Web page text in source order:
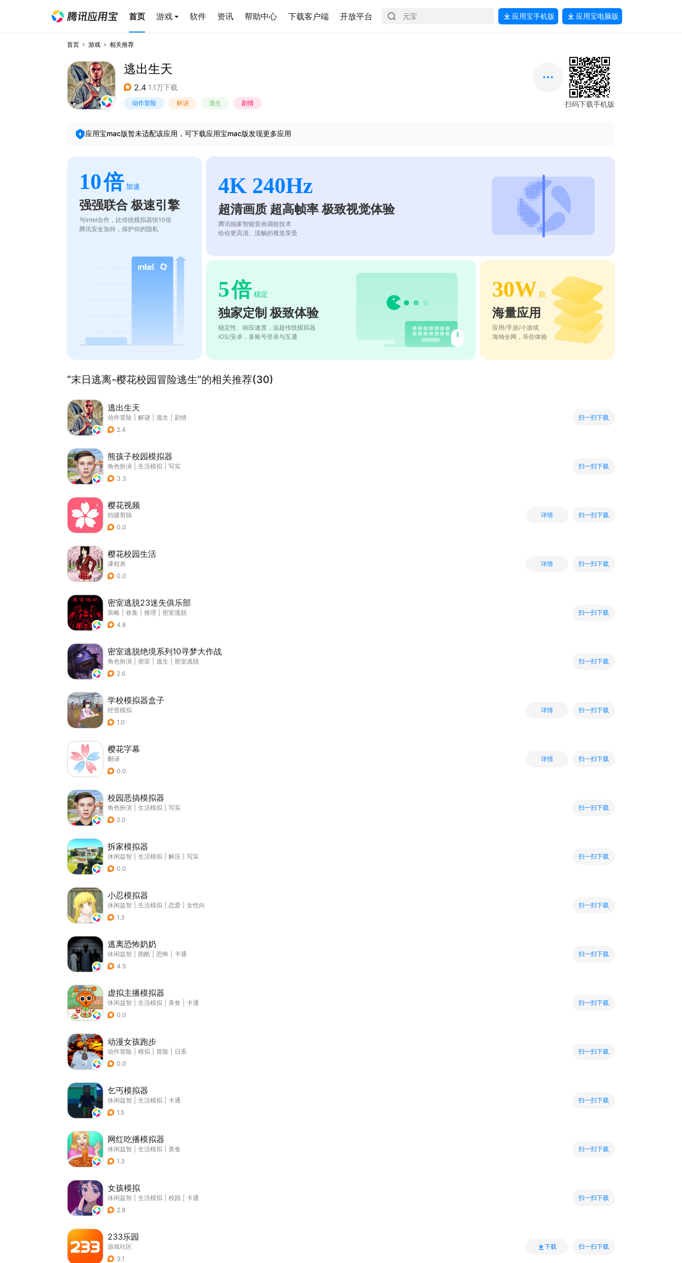
首页 游戏 软件 资讯 帮助中心 下载客户端 开放平台 应用宝手机版 应用宝电脑版
首页 游戏 相关推荐
逃出生天
2.4 1.1万下载
动作冒险 解谜 逃生 剧情 扫码下载手机版
应用宝mac版暂未适配该应用，可下载应用宝mac版发现更多应用
10倍 加速
强强联合 极速引擎
与intel合作，比传统模拟器快10倍
腾讯安全加持，保护你的隐私
4K 240Hz
超清画质 超高帧率 极致视觉体验
腾讯独家智能音画调校技术
给你更高清、流畅的视觉享受
5倍 稳定
独家定制 极致体验
稳定性、响应速度，远超传统模拟器
iOS/安卓，多账号登录与互通
30W 款
海量应用
应用/手游/小游戏
海纳全网，等你体验
“末日逃离-樱花校园冒险逃生”的相关推荐(30)
逃出生天
动作冒险 解谜 逃生
剧情
2.4
扫一扫下载
熊孩子校园模拟器
角色扮演 生活模拟
写实
3.3
扫一扫下载
樱花视频
拍摄剪辑
0.0
详情 扫一扫下载
樱花校园生活
课程表
0.0
详情 扫一扫下载
密室逃脱23迷失俱乐部
策略 收集 推理
密室逃脱
4.8
扫一扫下载
密室逃脱绝境系列10寻梦大作战
角色扮演 密室 逃生
密室逃脱
2.6
扫一扫下载
学校模拟器盒子
经营模拟
1.0
详情 扫一扫下载
樱花字幕
翻译
0.0
详情 扫一扫下载
校园恶搞模拟器
角色扮演 生活模拟
写实
2.0
扫一扫下载
拆家模拟器
休闲益智 生活模拟 解压
写实
0.0
扫一扫下载
小忍模拟器
休闲益智 生活模拟 恋爱
女性向
1.3
扫一扫下载
逃离恐怖奶奶
休闲益智 跑酷 恐怖
卡通
4.5
扫一扫下载
虚拟主播模拟器
休闲益智 生活模拟 美食
卡通
0.0
扫一扫下载
动漫女孩跑步
动作冒险 模拟 冒险
日系
0.0
扫一扫下载
乞丐模拟器
休闲益智 生活模拟
卡通
1.5
扫一扫下载
网红吃播模拟器
休闲益智 生活模拟
美食
1.3
扫一扫下载
女孩模拟
休闲益智 生活模拟 校园
卡通
2.8
扫一扫下载
233乐园
游戏社区
3.1
下载 扫一扫下载